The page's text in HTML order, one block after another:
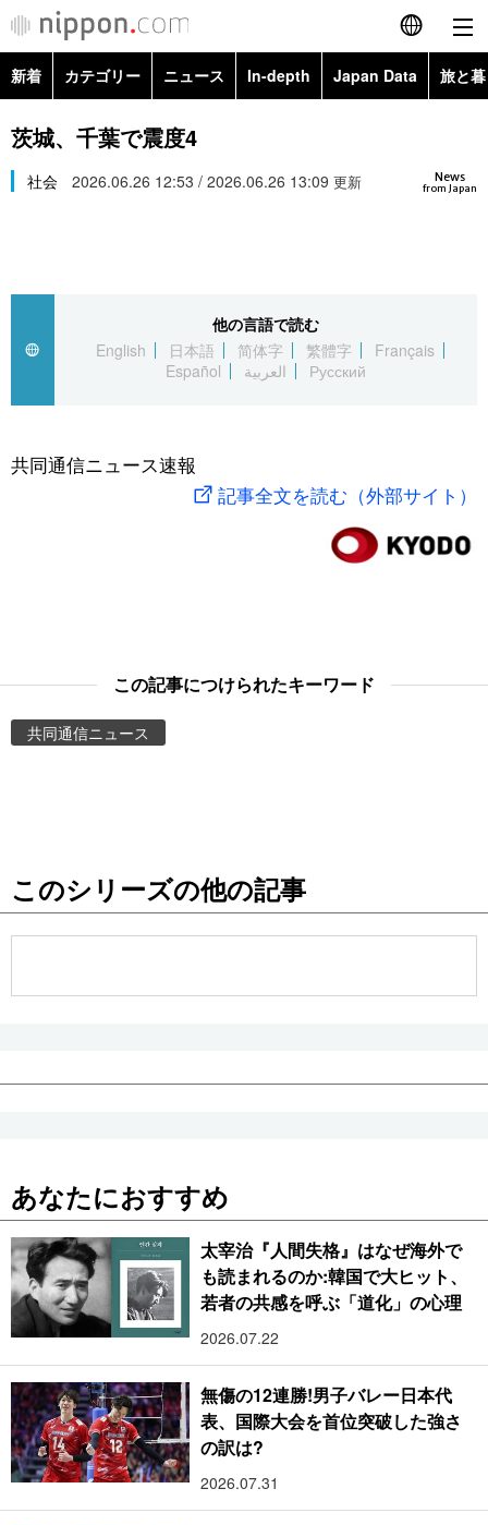
English
繁體字
العربية
社会
旅と暮らし
東京
新着 カテゴリー ニュース In-depth Japan Data 旅と
政治・外交
経済・ビジネス
社会
文化
科学・技術
暮らし
Images
お知らせ
茨城、千葉で震度4
News
from Japan
社会 2026.06.26 12:53 / 2026.06.26 13:09 更新
他の言語で読む
English
日本語 简体字 繁體字
Français
Español
العربية Русский
共同通信ニュース速報
記事全文を読む（外部サイト）
この記事につけられたキーワード
共同通信ニュース
このシリーズの他の記事
あなたにおすすめ
太宰治『人間失格』はなぜ海外で
も読まれるのか:韓国で大ヒット、
若者の共感を呼ぶ「道化」の心理
2026.07.22
無傷の12連勝!男子バレー日本代
表、国際大会を首位突破した強さ
の訳は?
2026.07.31